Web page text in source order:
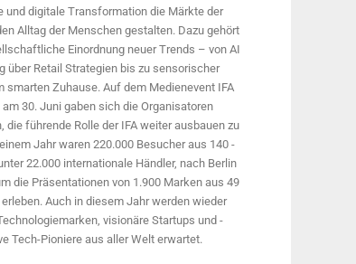
und digitale Trans­formation die Märkte der
Alltag der Menschen gestalten. Dazu gehört
Einordnung neuer Trends – von AI
über Retail Strategien bis zu sensorischer
smarten Zuhause. Auf dem Medien­event IFA
30. Juni gaben sich die Organisatoren
die führende Rolle der IFA weiter ausbauen zu
Jahr ­waren 220.000 Besucher aus 140
22.000 internationale Händler, nach Berlin
die Präsen­tationen von 1.900 Marken aus 49
erleben. Auch in diesem Jahr werden wieder
visionäre Startups und
Tech-Pioniere aus aller Welt erwartet.